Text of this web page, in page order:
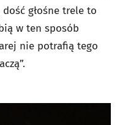
głośne trele to
w ten sposób
nie potrafią tego